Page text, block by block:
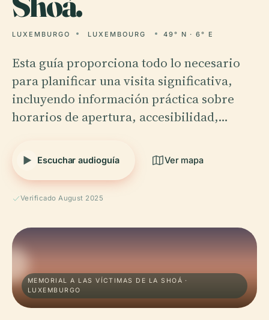
LUXEMBURGO LUXEMBOURG 49° N · 6° E
Esta guía proporciona todo lo necesario
para planificar una visita significativa,
incluyendo información práctica sobre
horarios de apertura, accesibilidad,…
Escuchar audioguía Ver mapa
Verificado August 2025
MEMORIAL A LAS VÍCTIMAS DE LA SHOÁ ·
LUXEMBURGO